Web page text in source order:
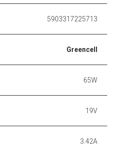
5903317225713
Greencell
65W
19V
3.42A